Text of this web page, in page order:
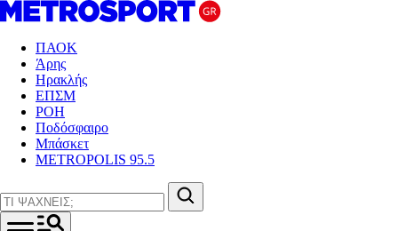
ΠΑΟΚ
Άρης
Ηρακλής
ΕΠΣΜ
ΡΟΗ
Ποδόσφαιρο
Μπάσκετ
METROPOLIS 95.5